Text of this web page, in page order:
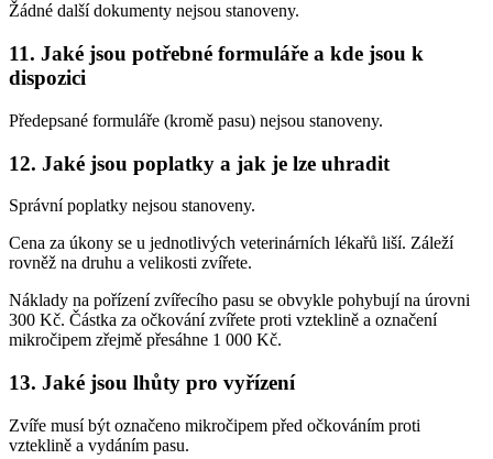
Žádné další dokumenty nejsou stanoveny.
11. Jaké jsou potřebné formuláře a kde jsou k
dispozici
Předepsané formuláře (kromě pasu) nejsou stanoveny.
12. Jaké jsou poplatky a jak je lze uhradit
Správní poplatky nejsou stanoveny.
Cena za úkony se u jednotlivých veterinárních lékařů liší. Záleží
rovněž na druhu a velikosti zvířete.
Náklady na pořízení zvířecího pasu se obvykle pohybují na úrovni
300 Kč. Částka za očkování zvířete proti vzteklině a označení
mikročipem zřejmě přesáhne 1 000 Kč.
13. Jaké jsou lhůty pro vyřízení
Zvíře musí být označeno mikročipem před očkováním proti
vzteklině a vydáním pasu.